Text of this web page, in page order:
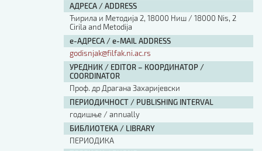
АДРЕСА / ADDRESS
Ћирила и Методија 2, 18000 Ниш / 18000 Nis, 2
Cirila and Metodija
е-АДРЕСА / e-MAIL ADDRESS
godisnjak@filfak.ni.ac.rs
УРЕДНИК / EDITOR – КООРДИНАТОР /
COORDINATOR
Проф. др Драгана Захаријевски
ПЕРИОДИЧНОСТ / PUBLISHING INTERVAL
годишње / annually
БИБЛИОТЕКА / LIBRARY
ПЕРИОДИКА